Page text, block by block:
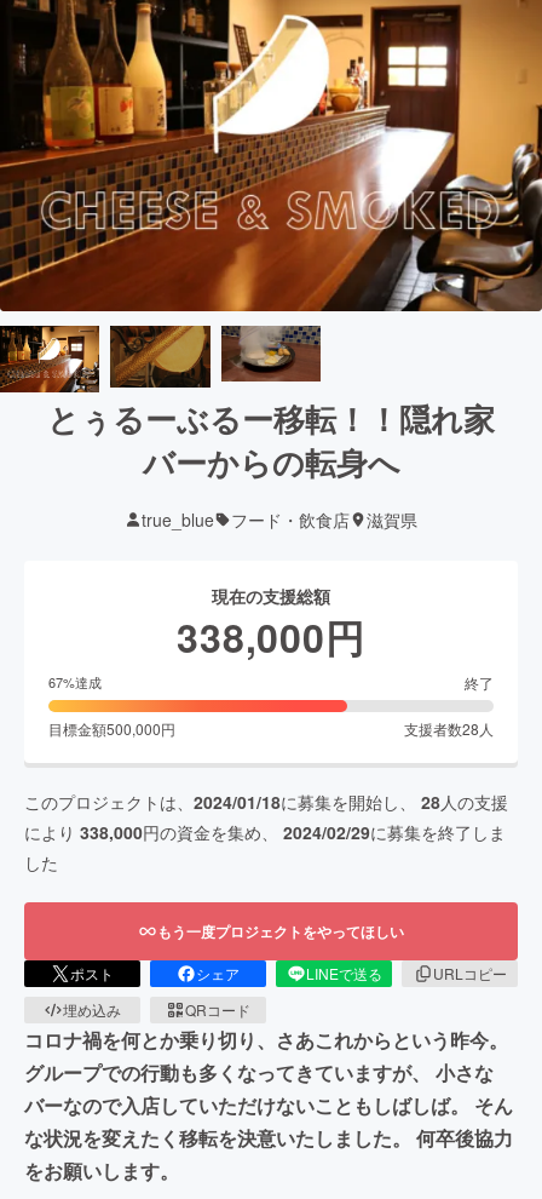
とぅるーぶるー移転！！隠れ家
バーからの転身へ
true_blue フード・飲食店 滋賀県
現在の支援総額
338,000円
67%達成 終了
目標金額500,000円 支援者数28 人
このプロジェクトは、 2024/01/18に募集を開始し、 28人の支援
により 338,000円の資金を集め、 2024/02/29に募集を終了しま
した
もう一度プロジェクトをやってほしい
ポスト シェア LINEで送る
URLコピー
埋め込み
QRコード
コロナ禍を何とか乗り切り、さあこれからという昨今。
グループでの行動も多くなってきていますが、 小さな
バーなので入店していただけないこともしばしば。 そん
な状況を変えたく移転を決意いたしました。 何卒後協力
をお願いします。